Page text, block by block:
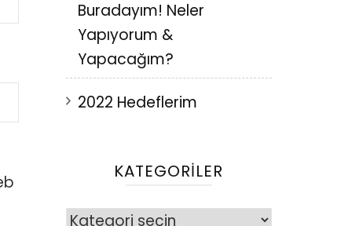
Buradayım! Neler
Yapıyorum &
Yapacağım?
2022 Hedeflerim
KATEGORILER
Kategoriler